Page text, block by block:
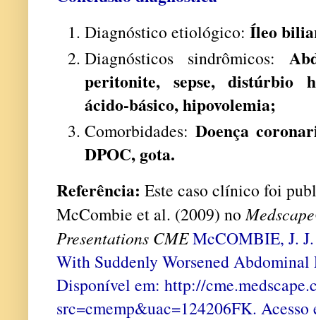
Diagnóstico etiológico: Íleo
Diagnósticos sindrômicos:
peritonite, sepse, distúrbio
ácido-básico, hipovolemia;
Comorbidades: Doença
DPOC, gota.
Referência: Este caso clínico foi
McCombie et al. (2009) no
Presentations CMEMcCOMBIE, J.
With Suddenly Worsened
Disponível em: http://
src=cmemp&uac=124206FK.